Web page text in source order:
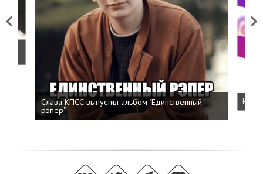
Previous
Слава КПСС выпустил альбом "Единственный
рэпер"
Next